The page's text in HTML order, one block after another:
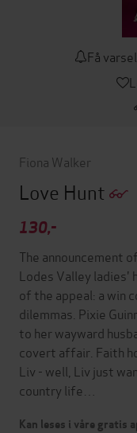
Få
Fiona Walker
Love Hunt
130,-
The announcement
Lodes Valley ladies'
of the appeal: a win
dilemmas. Pixie
to her wayward
covert affair. Faith
Liv - well, Liv just
country life…
Kan leses i våre gratis